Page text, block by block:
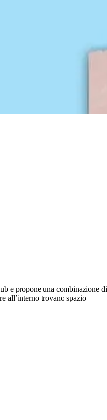
e propone una combinazione di
all’interno trovano spazio